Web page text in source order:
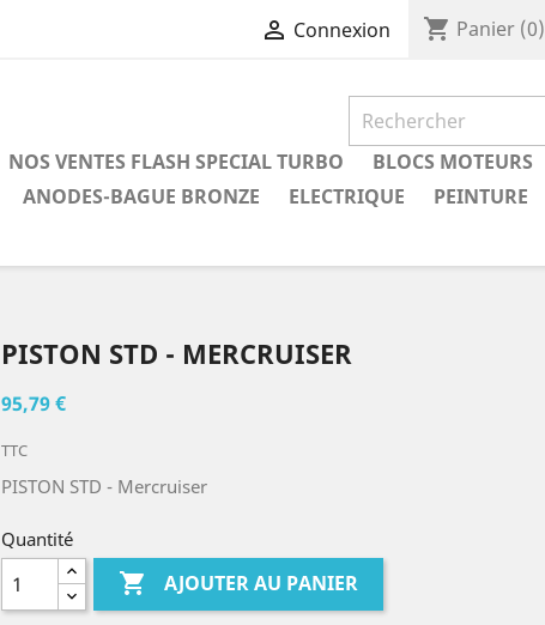
 Connexion shopping_cart Panier (0)
NOS VENTES FLASH SPECIAL TURBO
BLOCS MOTEURS
ANODES-BAGUE BRONZE ELECTRIQUE PEINTURE
PISTON STD - MERCRUISER
95,79 €
TTC
PISTON STD - Mercruiser
Quantité
 AJOUTER AU PANIER